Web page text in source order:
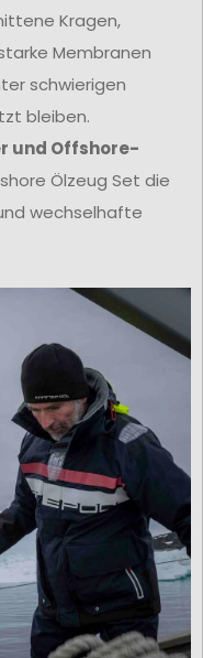
Kragen,
Membranen
schwierigen
bleiben.
und Offshore-
Ölzeug Set die
wechselhafte